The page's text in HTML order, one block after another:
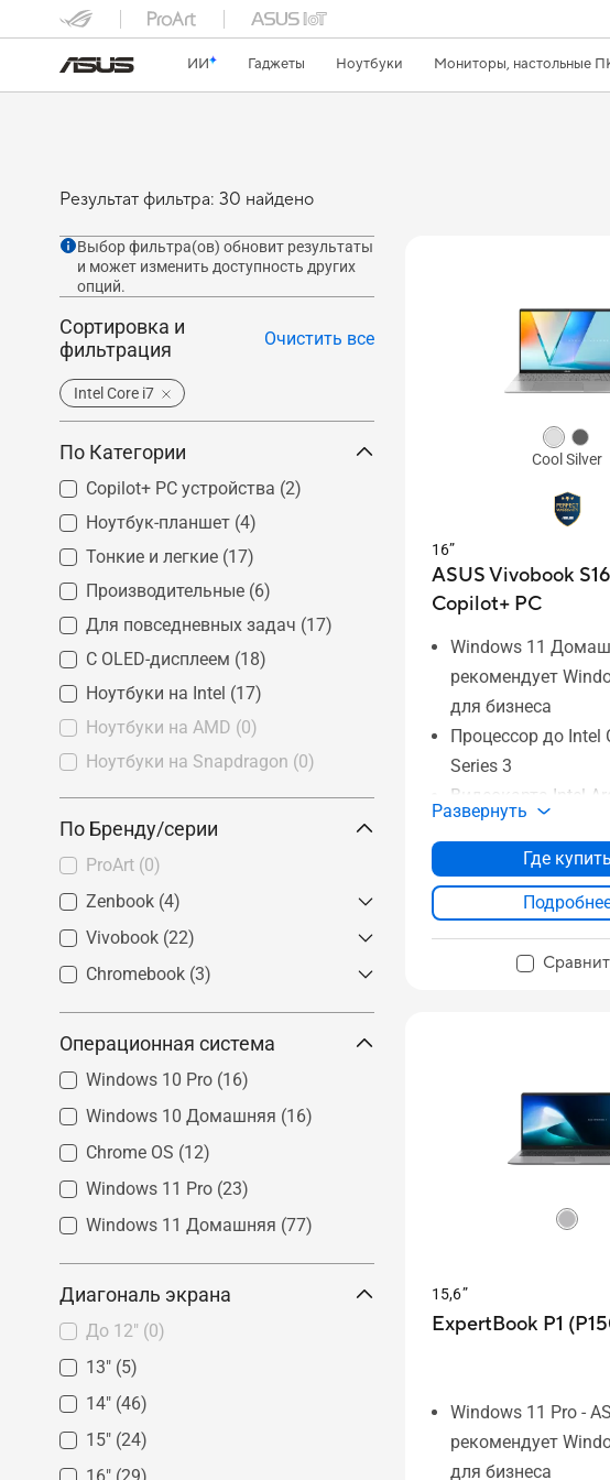
ИИ Гаджеты Ноутбуки Мониторы, настольные
Результат фильтра: 30 найдено
Выбор фильтра(ов) обновит результаты
и может изменить доступность других
опций.
Сортировка и
фильтрация
Очистить все
Intel Core i7
По Категории
Copilot+ PC устройства (2)
Ноутбук-планшет (4)
Тонкие и легкие (17)
Производительные (6)
Для повседневных задач (17)
С OLED-дисплеем (18)
Ноутбуки на Intel (17)
Ноутбуки на AMD (0)
Ноутбуки на Snapdragon (0)
По Бренду/серии
ProArt (0)
Zenbook (4)
Zenbook Pro
Zenbook S(1)
Zenbook Duo(0)
Zenbook A(0)
Vivobook (22)
Vivobook Pro
Vivobook S(5)
Vivobook(12)
Vivobook Flip (0)
Vivobook Go(0)
Chromebook (3)
Chromebook(1)
Chromebook Flip(1)
Операционная система
Windows 10 Pro (16)
Windows 10 Домашняя (16)
Chrome OS (12)
Windows 11 Pro (23)
Windows 11 Домашняя (77)
Диагональ экрана
До 12" (0)
13" (5)
14" (46)
15" (24)
Cool Silver
16”
ASUS Vivobook
Copilot+ PC
Windows 11
рекомендует
для бизнеса
Процессор до Intel
Series 3
Видеокарта Intel
До 32 ГБ памяти
До 1 ТБ PCIe 4.0 x4
16” WUXGA/OLED
дисплей
Большой тачпад и
Развернуть
Где купить
15,6”
ExpertBook P1
Windows 11 Pro -
рекомендует
для бизнеса